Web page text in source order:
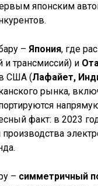
японским
– Япония, где
и трансмиссий) и
США (Лафайет,
рынка,
факт: в 2023
производства
– симметричный